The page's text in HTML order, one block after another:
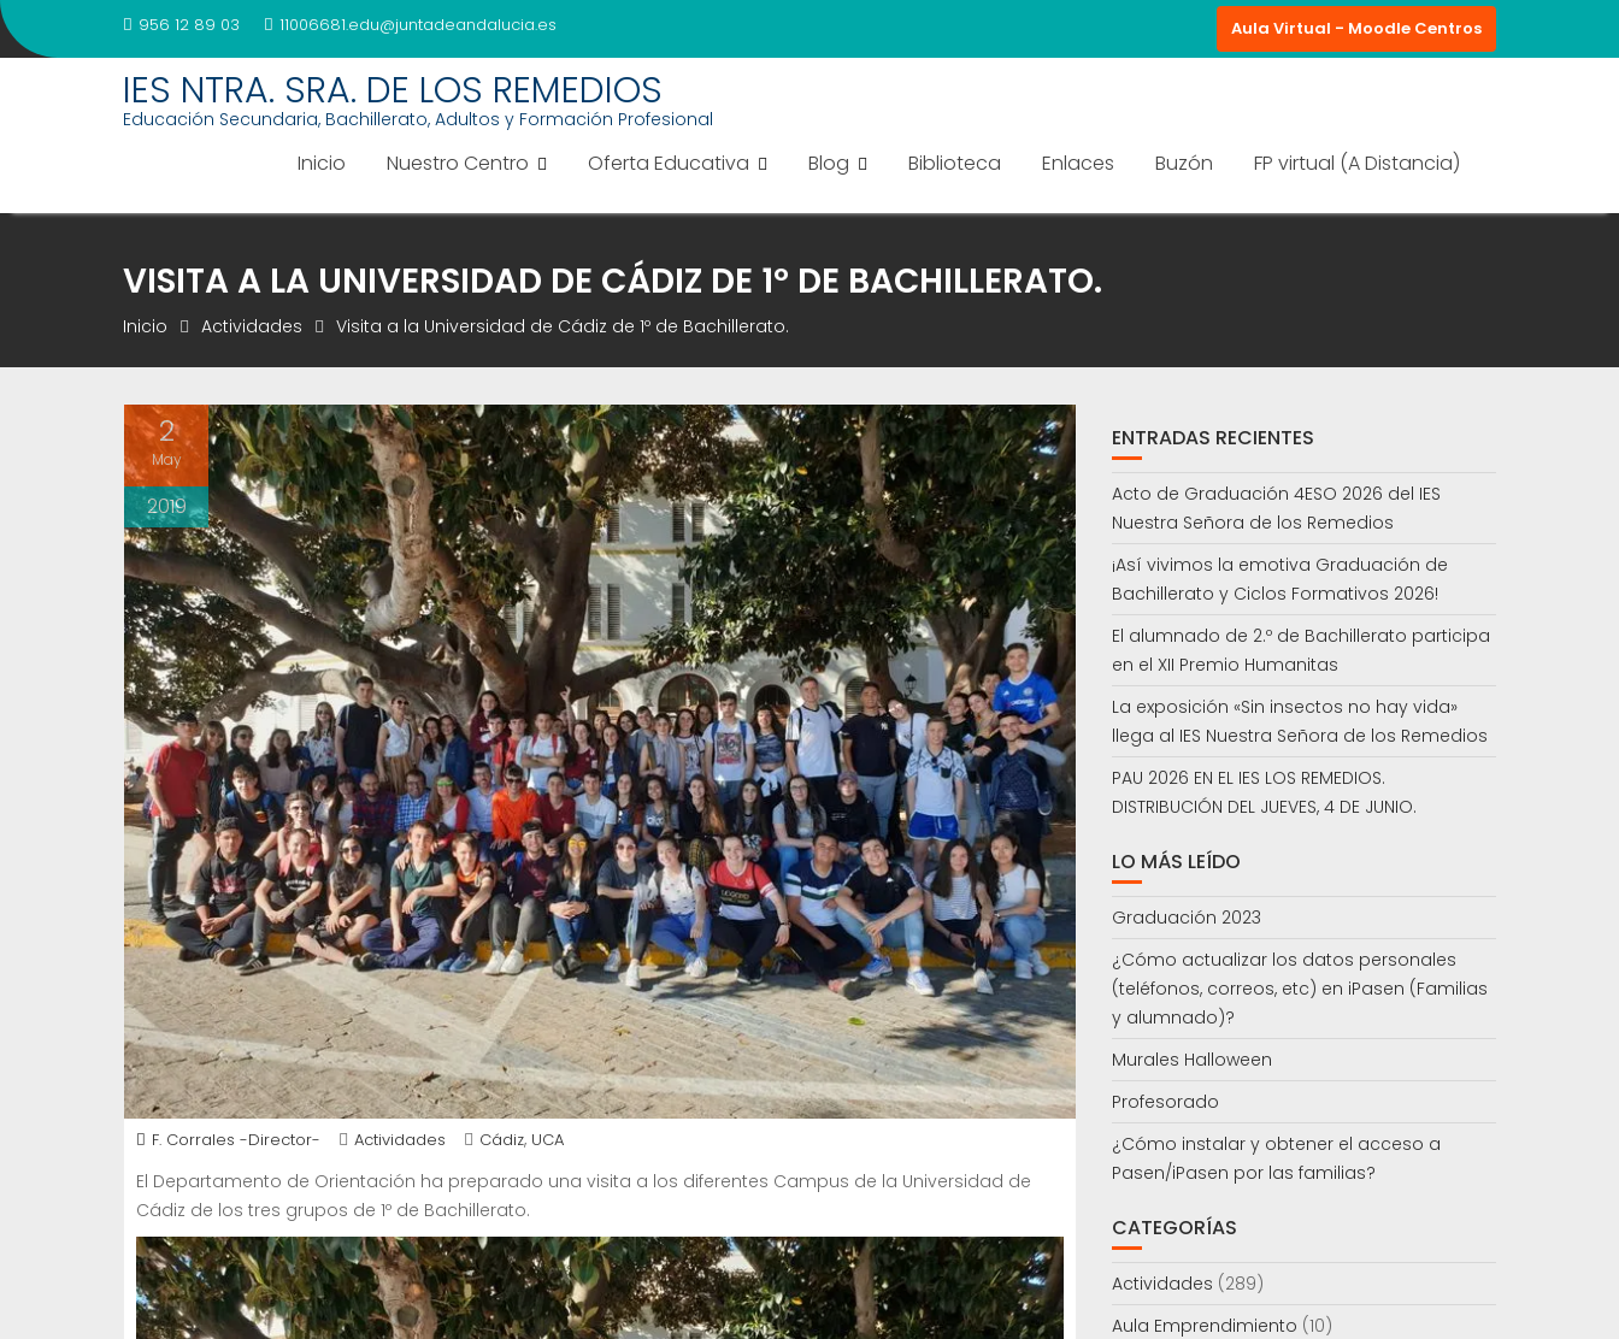
Saltar
al
956 12 89 03 11006681.edu@juntadeandalucia.es Aula Virtual - Moodle Centros
IES NTRA. SRA. DE LOS REMEDIOS
Educación Secundaria, Bachillerato, Adultos y Formación Profesional
Inicio Nuestro Centro Oferta Educativa Blog Biblioteca Enlaces Buzón FP virtual (A Distancia)
VISITA A LA UNIVERSIDAD DE CÁDIZ DE 1º DE BACHILLERATO.
Inicio Actividades Visita a la Universidad de Cádiz de 1º de Bachillerato.
2
May
2019
F. Corrales -Director- Actividades Cádiz, UCA
El Departamento de Orientación ha preparado una visita a los diferentes Campus de la Universidad de
Cádiz de los tres grupos de 1º de Bachillerato.
ENTRADAS RECIENTES
Acto de Graduación 4ESO 2026 del IES
Nuestra Señora de los Remedios
¡Así vivimos la emotiva Graduación de
Bachillerato y Ciclos Formativos 2026!
El alumnado de 2.º de Bachillerato participa
en el XII Premio Humanitas
La exposición «Sin insectos no hay vida»
llega al IES Nuestra Señora de los Remedios
PAU 2026 EN EL IES LOS REMEDIOS.
DISTRIBUCIÓN DEL JUEVES, 4 DE JUNIO.
LO MÁS LEÍDO
Graduación 2023
¿Cómo actualizar los datos personales
(teléfonos, correos, etc) en iPasen (Familias
y alumnado)?
Murales Halloween
Profesorado
¿Cómo instalar y obtener el acceso a
Pasen/iPasen por las familias?
CATEGORÍAS
Actividades (289)
Aula Emprendimiento (10)